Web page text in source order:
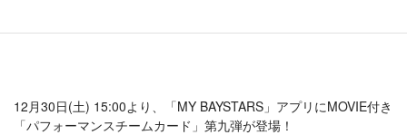
12月30日(土) 15:00より、「MY BAYSTARS」アプリにMOVIE付き
「パフォーマンスチームカード」第九弾が登場！